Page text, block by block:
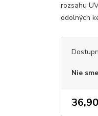
rozsahu
odolných
Nie